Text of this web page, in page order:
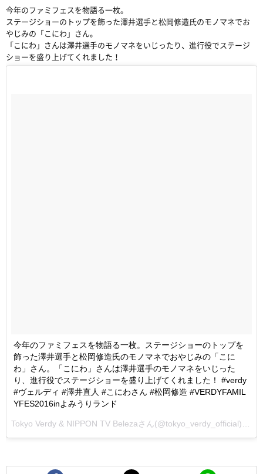
今年のファミフェスを物語る一枚。
ステージショーのトップを飾った澤井選手と松岡修造氏のモノマネでお
やじみの「こにわ」さん。
「こにわ」さんは澤井選手のモノマネをいじったり、進行役でステージ
ショーを盛り上げてくれました！
今年のファミフェスを物語る一枚。ステージショーのトップを
飾った澤井選手と松岡修造氏のモノマネでおやじみの「こに
わ」さん。「こにわ」さんは澤井選手のモノマネをいじった
り、進行役でステージショーを盛り上げてくれました！ #verdy
#ヴェルディ #澤井直人 #こにわさん #松岡修造 #VERDYFAMIL
YFES2016inよみうりランド